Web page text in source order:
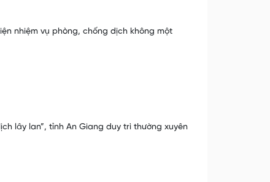
nhiệm vụ phòng, chống dịch không một
lây lan”, tỉnh An Giang duy trì thường xuyên